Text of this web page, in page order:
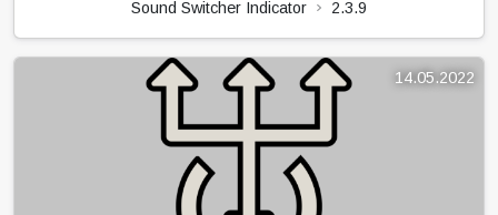
Sound Switcher Indicator 2.3.9
14.05.2022